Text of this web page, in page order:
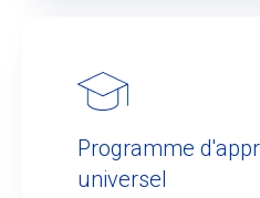
Programme
universel